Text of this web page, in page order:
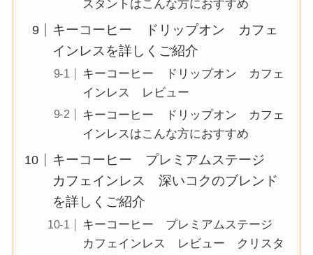
スタントはこんな方におすすめ
キーコーヒー ドリップオン カフェ
インレスを詳しくご紹介
キーコーヒー ドリップオン カフェ
インレス レビュー
キーコーヒー ドリップオン カフェ
インレスはこんな方におすすめ
キーコーヒー プレミアムステージ
カフェインレス 深いコクのブレンド
を詳しくご紹介
キーコーヒー プレミアムステージ
カフェインレス レビュー クリスタ